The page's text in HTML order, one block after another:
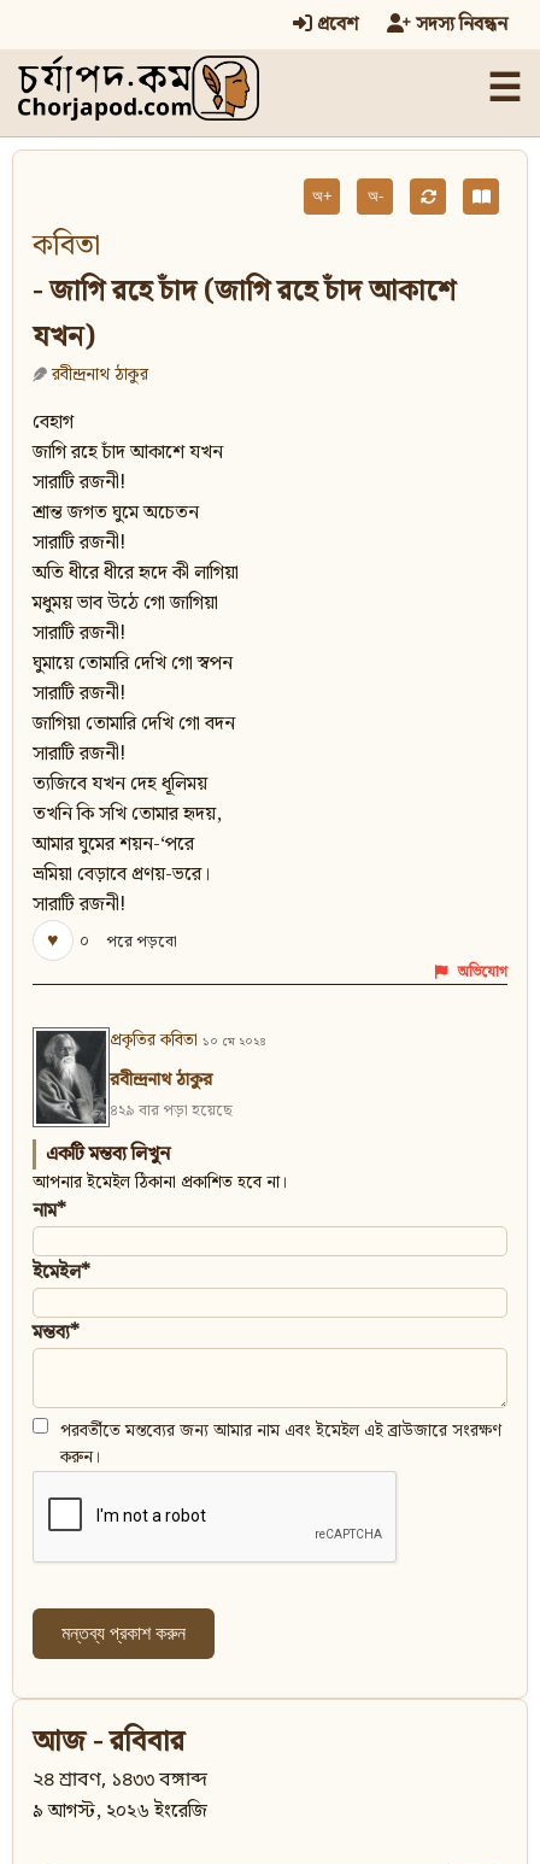
প্রবেশ সদস্য নিবন্ধন
☰
অ+ অ-
কবিতা
- জাগি রহে চাঁদ (জাগি রহে চাঁদ আকাশে
যখন)
রবীন্দ্রনাথ ঠাকুর
বেহাগ
জাগি রহে চাঁদ আকাশে যখন
সারাটি রজনী!
শ্রান্ত জগত ঘুমে অচেতন
সারাটি রজনী!
অতি ধীরে ধীরে হৃদে কী লাগিয়া
মধুময় ভাব উঠে গো জাগিয়া
সারাটি রজনী!
ঘুমায়ে তোমারি দেখি গো স্বপন
সারাটি রজনী!
জাগিয়া তোমারি দেখি গো বদন
সারাটি রজনী!
ত্যজিবে যখন দেহ ধূলিময়
তখনি কি সখি তোমার হৃদয়,
আমার ঘুমের শয়ন-‘পরে
ভ্রমিয়া বেড়াবে প্রণয়-ভরে।
সারাটি রজনী!
♥
০ পরে পড়বো
অভিযোগ
প্রকৃতির কবিতা ১০ মে ২০২৪
রবীন্দ্রনাথ ঠাকুর
৪২৯ বার পড়া হয়েছে
একটি মন্তব্য লিখুন
আপনার ইমেইল ঠিকানা প্রকাশিত হবে না।
নাম*
ইমেইল*
মন্তব্য*
পরবর্তীতে মন্তব্যের জন্য আমার নাম এবং ইমেইল এই ব্রাউজারে সংরক্ষণ
করুন।
আজ - রবিবার
২৪ শ্রাবণ, ১৪৩৩ বঙ্গাব্দ
৯ আগস্ট, ২০২৬ ইংরেজি